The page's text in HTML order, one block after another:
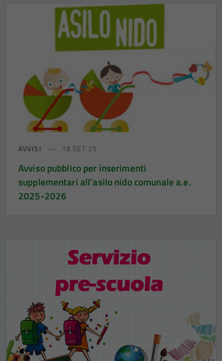
AVVISI 18 SET 25
Avviso pubblico per inserimenti
supplementari all’asilo nido comunale a.e.
2025-2026